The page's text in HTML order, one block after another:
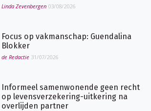
Linda Zevenbergen 03/08/2026
Focus op vakmanschap: Guendalina
Blokker
de Redactie 31/07/2026
Informeel samenwonende geen recht
op levensverzekering-uitkering na
overlijden partner